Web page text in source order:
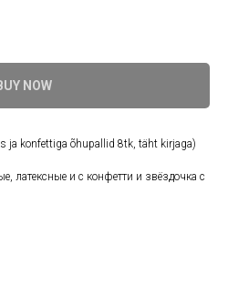
NOW
ja konfettiga õhupallid 8tk, täht kirjaga)
латексные и с конфетти и звёздочка с